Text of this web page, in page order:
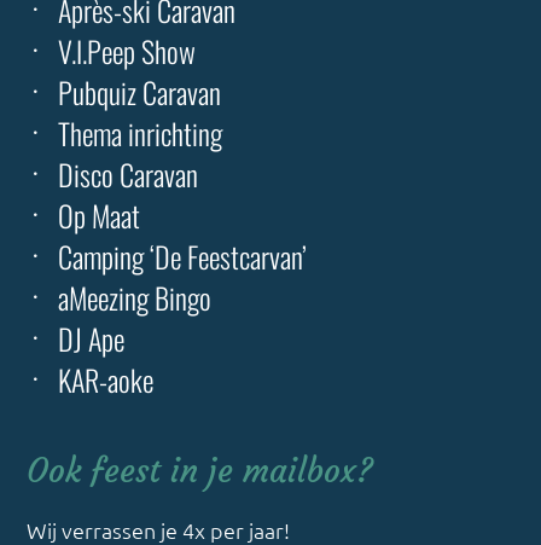
Après-ski Caravan
V.I.Peep Show
Pubquiz Caravan
Thema inrichting
Disco Caravan
Op Maat
Camping ‘De Feestcarvan’
aMeezing Bingo
DJ Ape
KAR-aoke
Ook feest in je mailbox?
Wij verrassen je 4x per jaar!